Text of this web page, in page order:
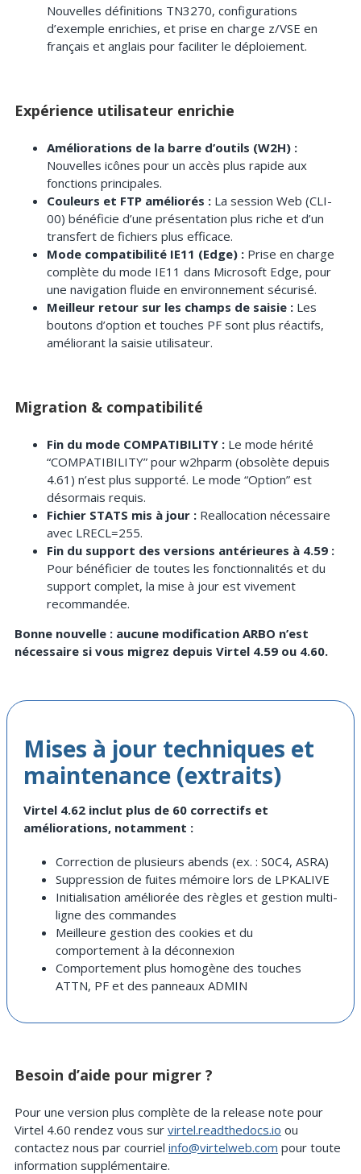
Nouvelles définitions TN3270, configurations
d’exemple enrichies, et prise en charge z/VSE en
français et anglais pour faciliter le déploiement.
Expérience utilisateur enrichie
Améliorations de la barre d’outils (W2H) :
Nouvelles icônes pour un accès plus rapide aux
fonctions principales.
Couleurs et FTP améliorés : La session Web (CLI-
00) bénéficie d’une présentation plus riche et d’un
transfert de fichiers plus efficace.
Mode compatibilité IE11 (Edge) : Prise en charge
complète du mode IE11 dans Microsoft Edge, pour
une navigation fluide en environnement sécurisé.
Meilleur retour sur les champs de saisie : Les
boutons d’option et touches PF sont plus réactifs,
améliorant la saisie utilisateur.
Migration & compatibilité
Fin du mode COMPATIBILITY : Le mode hérité
“COMPATIBILITY” pour w2hparm (obsolète depuis
4.61) n’est plus supporté. Le mode “Option” est
désormais requis.
Fichier STATS mis à jour : Reallocation nécessaire
avec LRECL=255.
Fin du support des versions antérieures à 4.59 :
Pour bénéficier de toutes les fonctionnalités et du
support complet, la mise à jour est vivement
recommandée.
Bonne nouvelle : aucune modification ARBO n’est
nécessaire si vous migrez depuis Virtel 4.59 ou 4.60.
Mises à jour techniques et
maintenance (extraits)
Virtel 4.62 inclut plus de 60 correctifs et
améliorations, notamment :
Correction de plusieurs abends (ex. : S0C4, ASRA)
Suppression de fuites mémoire lors de LPKALIVE
Initialisation améliorée des règles et gestion multi-
ligne des commandes
Meilleure gestion des cookies et du
comportement à la déconnexion
Comportement plus homogène des touches
ATTN, PF et des panneaux ADMIN
Besoin d’aide pour migrer ?
Pour une version plus complète de la release note pour
Virtel 4.60 rendez vous sur virtel.readthedocs.io ou
contactez nous par courriel info@virtelweb.com pour toute
information supplémentaire.